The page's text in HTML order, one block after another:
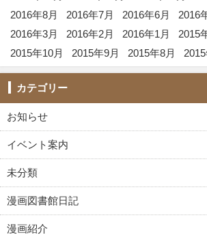
2016年8月
2016年7月 2016年6月 2016
2016年3月
2016年2月 2016年1月 2015
2015年10月
2015年9月 2015年8月
カテゴリー
お知らせ
イベント案内
未分類
漫画図書館日記
漫画紹介